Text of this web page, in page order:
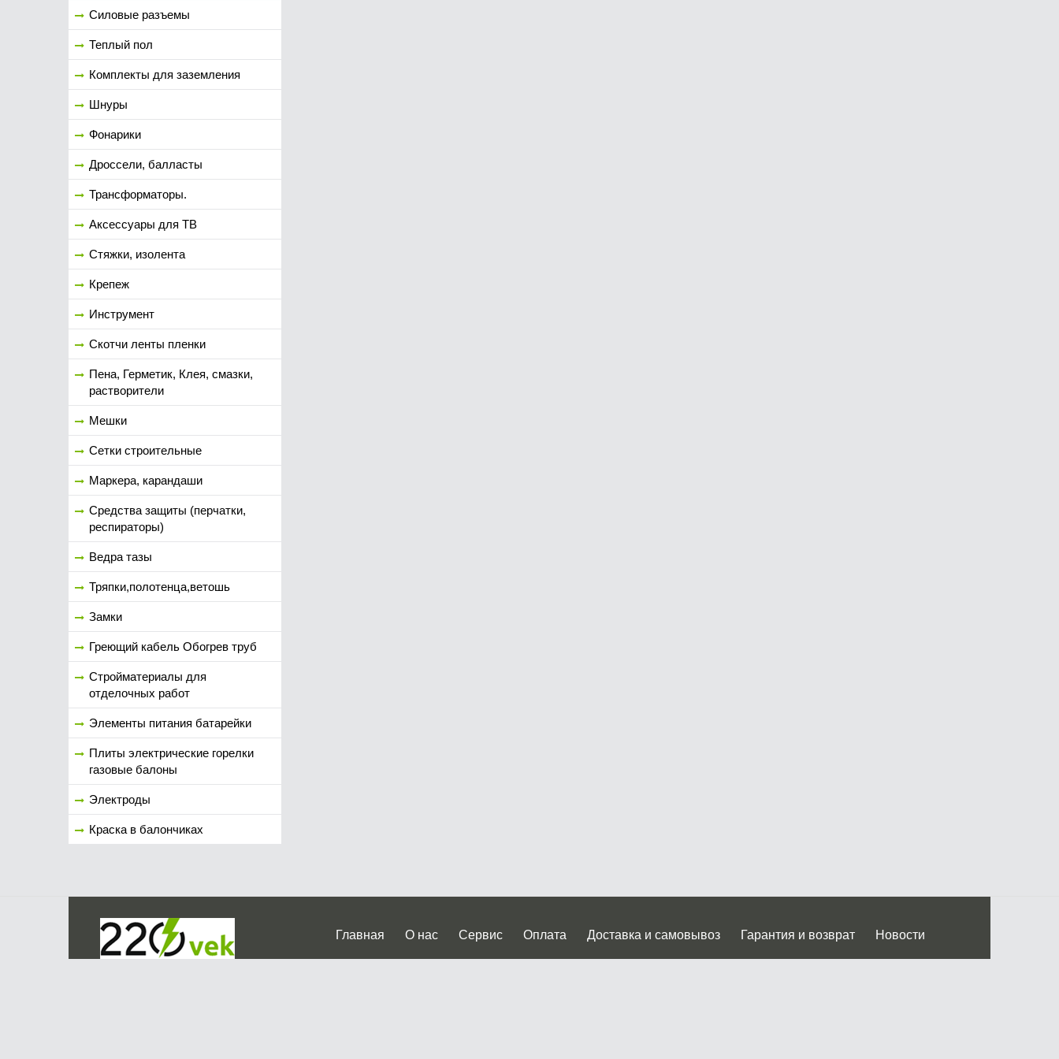
Силовые разъемы
Теплый пол
Комплекты для заземления
Шнуры
Фонарики
Дроссели, балласты
Трансформаторы.
Аксессуары для ТВ
Стяжки, изолента
Крепеж
Инструмент
Скотчи ленты пленки
Пена, Герметик, Клея, смазки,
растворители
Мешки
Сетки строительные
Маркера, карандаши
Средства защиты (перчатки,
респираторы)
Ведра тазы
Тряпки,полотенца,ветошь
Замки
Греющий кабель Обогрев труб
Стройматериалы для
отделочных работ
Элементы питания батарейки
Плиты электрические горелки
газовые балоны
Электроды
Краска в балончиках
Главная О нас Сервис Оплата Доставка и самовывоз Гарантия и возврат Новости